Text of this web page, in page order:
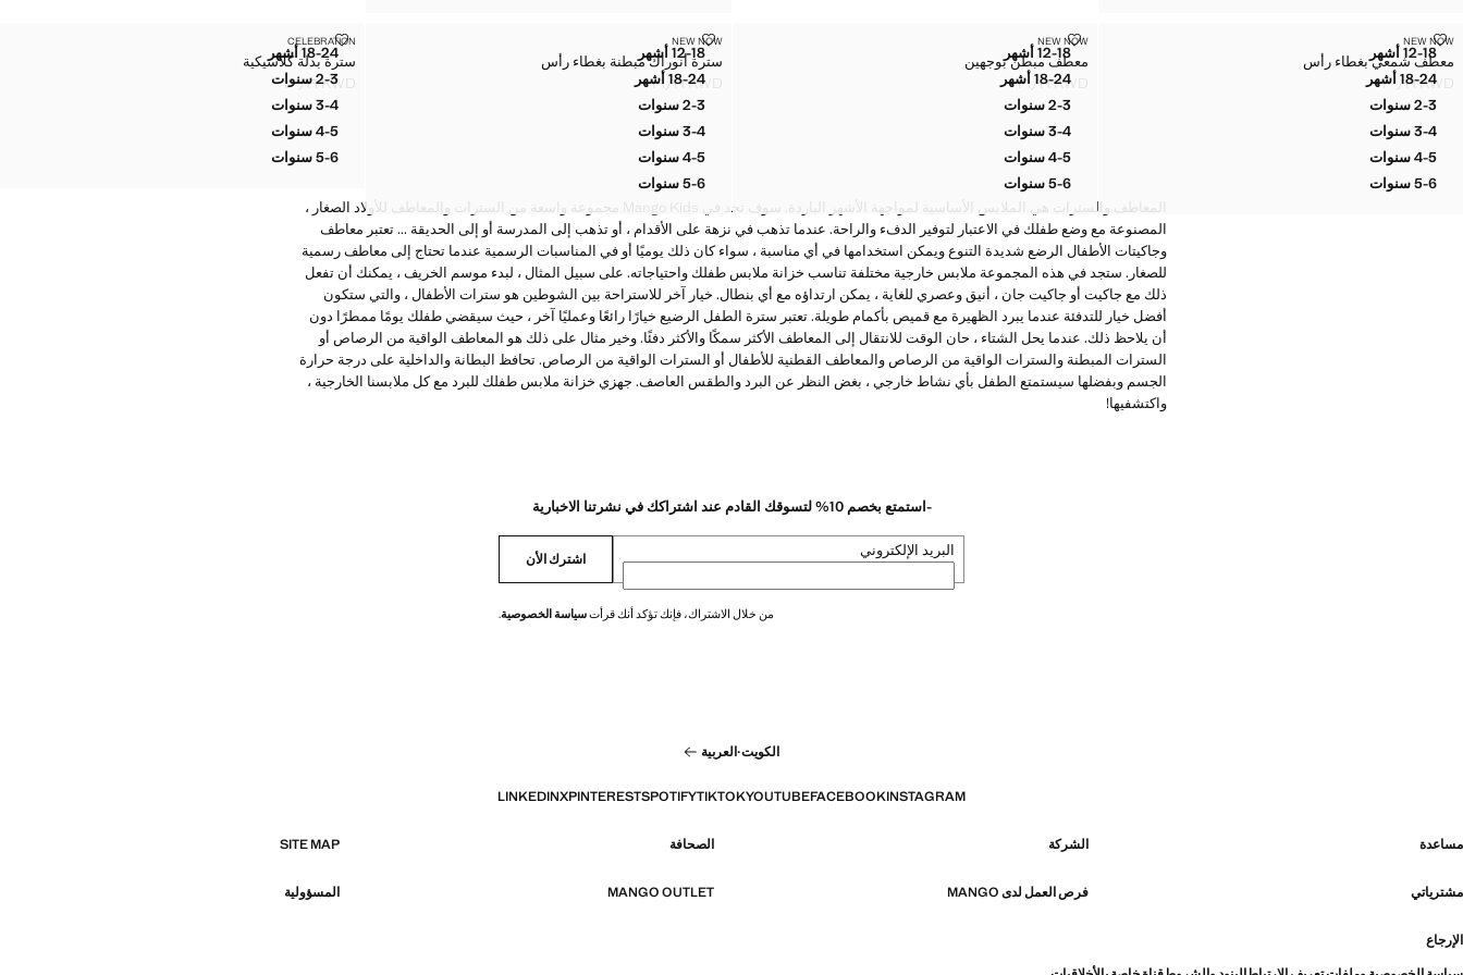
المقاسات
12-18 أشهرمعطف شمعي بغطاء رأس
18-24 أشهرمعطف شمعي بغطاء رأس
2-3 سنوات معطف شمعي بغطاء رأس
3-4 سنوات معطف شمعي بغطاء رأس
4-5 سنوات معطف شمعي بغطاء رأس
5-6 سنوات معطف شمعي بغطاء رأس
NEW NOW
معطف شمعي بغطاء رأس
معطف شمعي بغطاء رأس
السعر الحالي [KWD ٢٠٫٩٩ ]
KWD ٢٠٫٩٩
المقاسات
12-18 أشهرمعطف مبطن بوجهين
18-24 أشهرمعطف مبطن بوجهين
2-3 سنوات معطف مبطن بوجهين
3-4 سنوات معطف مبطن بوجهين
4-5 سنوات معطف مبطن بوجهين
5-6 سنوات معطف مبطن بوجهين
NEW NOW
معطف مبطن بوجهين
معطف مبطن بوجهين
السعر الحالي [KWD ١٦٫٩٩ ]
KWD ١٦٫٩٩
المقاسات
12-18 أشهرسترة أنوراك مبطنة بغطاء رأس
18-24 أشهرسترة أنوراك مبطنة بغطاء رأس
2-3 سنوات سترة أنوراك مبطنة بغطاء رأس
3-4 سنوات سترة أنوراك مبطنة بغطاء رأس
4-5 سنوات سترة أنوراك مبطنة بغطاء رأس
5-6 سنوات سترة أنوراك مبطنة بغطاء رأس
NEW NOW
سترة أنوراك مبطنة بغطاء رأس
سترة أنوراك مبطنة بغطاء رأس
السعر الحالي [KWD ١٩٫٩٩ ]
KWD ١٩٫٩٩
المقاسات
18-24 أشهرسترة بدلة كلاسيكية
2-3 سنوات سترة بدلة كلاسيكية
3-4 سنوات سترة بدلة كلاسيكية
4-5 سنوات سترة بدلة كلاسيكية
5-6 سنوات سترة بدلة كلاسيكية
CELEBRATION
سترة بدلة كلاسيكية
سترة بدلة كلاسيكية
السعر الحالي [KWD ٢٠٫٩٩ ]
KWD ٢٠٫٩٩
المعاطف والسترات هي الملابس الأساسية لمواجهة الأشهر الباردة. سوف تجد في Mango Kids مجموعة واسعة من السترات والمعاطف للأولاد الصغار ،
المصنوعة مع وضع طفلك في الاعتبار لتوفير الدفء والراحة. عندما تذهب في نزهة على الأقدام ، أو تذهب إلى المدرسة أو إلى الحديقة ... تعتبر معاطف
وجاكيتات الأطفال الرضع شديدة التنوع ويمكن استخدامها في أي مناسبة ، سواء كان ذلك يوميًا أو في المناسبات الرسمية عندما تحتاج إلى معاطف رسمية
للصغار. ستجد في هذه المجموعة ملابس خارجية مختلفة تناسب خزانة ملابس طفلك واحتياجاته. على سبيل المثال ، لبدء موسم الخريف ، يمكنك أن تفعل
ذلك مع جاكيت أو جاكيت جان ، أنيق وعصري للغاية ، يمكن ارتداؤه مع أي بنطال. خيار آخر للاستراحة بين الشوطين هو سترات الأطفال ، والتي ستكون
أفضل خيار للتدفئة عندما يبرد الظهيرة مع قميص بأكمام طويلة. تعتبر سترة الطفل الرضيع خيارًا رائعًا وعمليًا آخر ، حيث سيقضي طفلك يومًا ممطرًا دون
أن يلاحظ ذلك. عندما يحل الشتاء ، حان الوقت للانتقال إلى المعاطف الأكثر سمكًا والأكثر دفئًا. وخير مثال على ذلك هو المعاطف الواقية من الرصاص أو
السترات المبطنة والسترات الواقية من الرصاص والمعاطف القطنية للأطفال أو السترات الواقية من الرصاص. تحافظ البطانة والداخلية على درجة حرارة
الجسم وبفضلها سيستمتع الطفل بأي نشاط خارجي ، بغض النظر عن البرد والطقس العاصف. جهزي خزانة ملابس طفلك للبرد مع كل ملابسنا الخارجية ،
واكتشفيها!
-استمتع بخصم 10% لتسوقك القادم عند اشتراكك في نشرتنا الاخبارية
البريد الإلكتروني اشترك الأن
من خلال الاشتراك، فإنك تؤكد أنك قرأتسياسة الخصوصية.
الكويت·العربية
INSTAGRAM
FACEBOOK
YOUTUBE
TIKTOK
SPOTIFY
PINTEREST
X
LINKEDIN
مساعدة الشركة الصحافة SITE MAP
مشترياتي فرص العمل لدى MANGO MANGO OUTLET المسؤولية
الإرجاع